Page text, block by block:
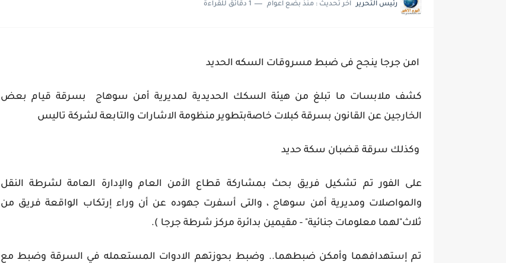
رئيس التحرير اخر تحديث : منذ بضع اعوام 1 دقائق للقراءة
امن جرجا ينجح فى ضبط مسروقات السكه الحديد
كشف ملابسات ما تبلغ من هيئة السكك الحديدية لمديرية أمن سوهاج بسرقة قيام بعض
الخارجين عن القانون بسرقة كبلات خاصةبتطوير منظومة الاشارات والتابعة لشركة تاليس
وكذلك سرقة قضبان سكة حديد
على الفور تم تشكيل فريق بحث بمشاركة قطاع الأمن العام والإدارة العامة لشرطة النقل
والمواصلات ومديرية أمن سوهاج ، والتى أسفرت جهوده عن أن وراء إرتكاب الواقعة فريق من
ثلاث"لهما معلومات جنائية" - مقيمين بدائرة مركز شرطة جرجا ).
تم إستهدافهما وأمكن ضبطهما.. وضبط بحوزتهم الادوات المستعمله في السرقة وضبط مع